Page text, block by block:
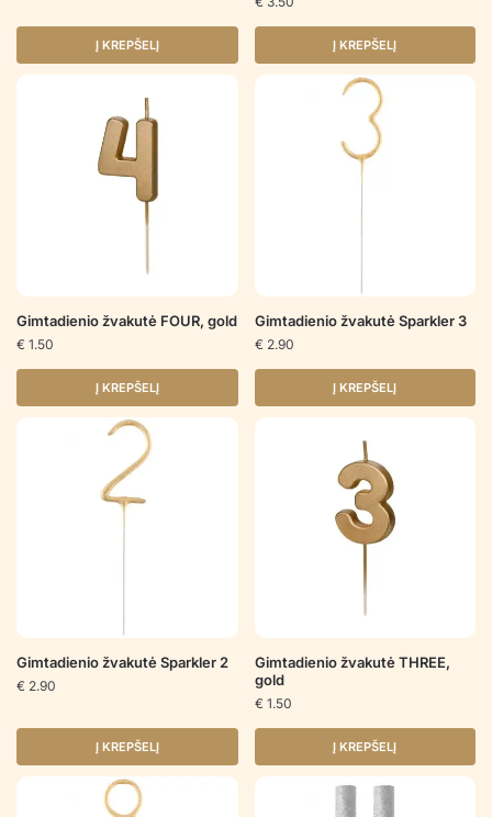
Į KREPŠELĮ Į KREPŠELĮ
Gimtadienio žvakutė FOUR, gold
€ 1.50
Į KREPŠELĮ
Gimtadienio žvakutė Sparkler 3
€ 2.90
Į KREPŠELĮ
Gimtadienio žvakutė Sparkler 2
€ 2.90
Į KREPŠELĮ
Gimtadienio žvakutė THREE,
gold
€ 1.50
Į KREPŠELĮ